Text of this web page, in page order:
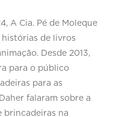
A Cia. Pé de Moleque
de livros
Desde 2013,
para o público
para as
falaram sobre a
brincadeiras na